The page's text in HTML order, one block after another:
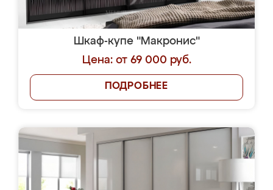
Шкаф-купе "Макронис"
Цена: от 69 000 руб.
ПОДРОБНЕЕ